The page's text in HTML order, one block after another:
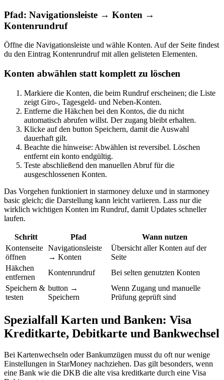
Pfad: Navigationsleiste → Konten →
Kontenrundruf
Öffne die Navigationsleiste und wähle Konten. Auf der Seite findest
du den Eintrag Kontenrundruf mit allen gelisteten Elementen.
Konten abwählen statt komplett zu löschen
Markiere die Konten, die beim Rundruf erscheinen; die Liste
zeigt Giro-, Tagesgeld- und Neben‑Konten.
Entferne die Häkchen bei den Kontos, die du nicht
automatisch abrufen willst. Der zugang bleibt erhalten.
Klicke auf den button Speichern, damit die Auswahl
dauerhaft gilt.
Beachte die hinweise: Abwählen ist reversibel. Löschen
entfernt ein konto endgültig.
Teste abschließend den manuellen Abruf für die
ausgeschlossenen Konten.
Das Vorgehen funktioniert in starmoney deluxe und in starmoney
basic gleich; die Darstellung kann leicht variieren. Lass nur die
wirklich wichtigen Konten im Rundruf, damit Updates schneller
laufen.
Schritt Pfad
Wann nutzen
Kontenseite
öffnen
Navigationsleiste
→ Konten
Übersicht aller Konten auf der
Seite
Häkchen
entfernen
Kontenrundruf
Bei selten genutzten Konten
Speichern &
testen
button →
Speichern
Wenn Zugang und manuelle
Prüfung geprüft sind
Spezialfall Karten und Banken: Visa
Kreditkarte, Debitkarte und Bankwechsel
Bei Kartenwechseln oder Bankumzügen musst du oft nur wenige
Einstellungen in StarMoney nachziehen. Das gilt besonders, wenn
eine Bank wie die DKB die alte visa kreditkarte durch eine Visa